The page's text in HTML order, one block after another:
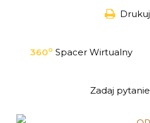
Drukuj
360o Spacer Wirtualny
Zadaj pytanie